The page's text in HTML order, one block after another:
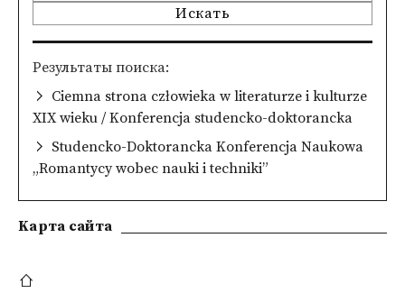
Искать
Pезультаты поиска
Ciemna strona człowieka w literaturze i kulturze
XIX wieku / Konferencja studencko-doktorancka
Studencko-Doktorancka Konferencja Naukowa
„Romantycy wobec nauki i techniki”
Kарта сайта